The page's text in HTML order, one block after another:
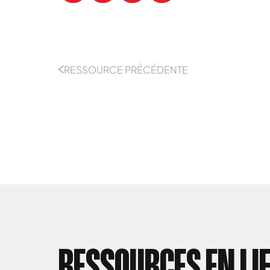
RESSOURCE PRÉCÉDENTE